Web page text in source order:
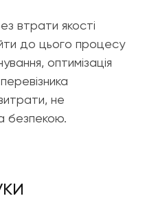
втрати якості
до цього процесу
оптимізація
не
безпекою.